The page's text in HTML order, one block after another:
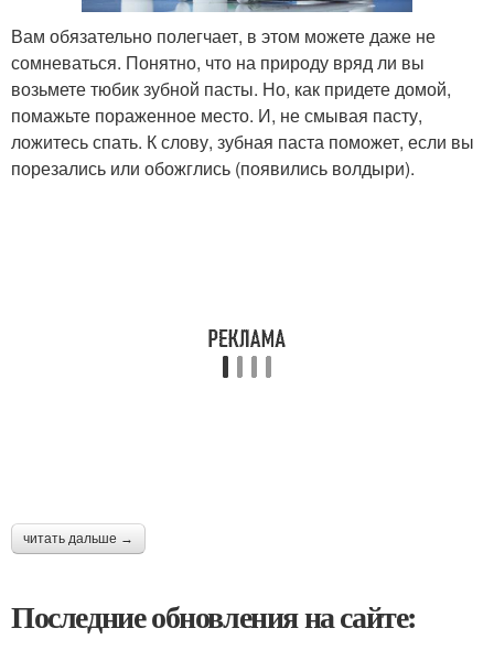
Вам обязательно полегчает, в этом можете даже не
сомневаться. Понятно, что на природу вряд ли вы
возьмете тюбик зубной пасты. Но, как придете домой,
помажьте пораженное место. И, не смывая пасту,
ложитесь спать. К слову, зубная паста поможет, если вы
порезались или обожглись (появились волдыри).
читать дальше →
Последние обновления на сайте: